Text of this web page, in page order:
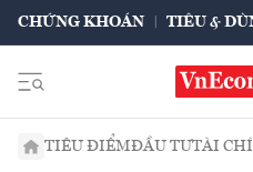
CHỨNG KHOÁN TIÊU &
TIÊU ĐIỂMĐẦU TƯTÀI